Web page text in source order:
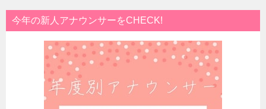
今年の新人アナウンサーをCHECK!